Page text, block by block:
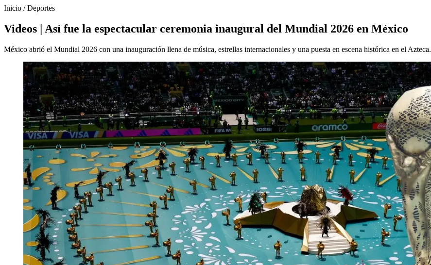
Inicio /Deportes
Videos | Así fue la espectacular ceremonia inaugural del Mundial 2026 en México
México abrió el Mundial 2026 con una inauguración llena de música, estrellas internacionales y una puesta en escena histórica en el Azteca.